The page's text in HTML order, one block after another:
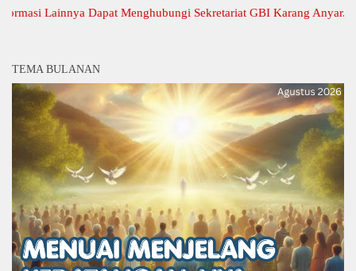
Lainnya Dapat Menghubungi Sekretariat GBI Karang Anyar.
TEMA BULANAN